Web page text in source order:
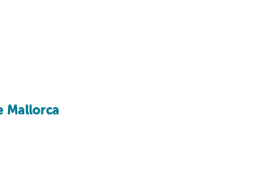
Mallorca